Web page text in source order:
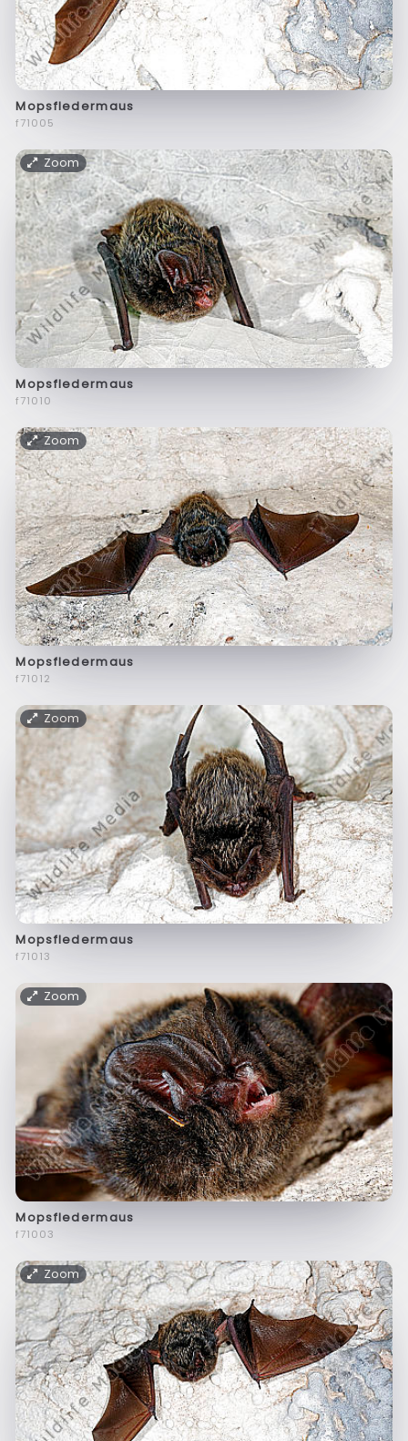
Mopsfledermaus
f71005
Zoom
Mopsfledermaus
f71010
Zoom
Mopsfledermaus
f71012
Zoom
Mopsfledermaus
f71013
Zoom
Mopsfledermaus
f71003
Zoom